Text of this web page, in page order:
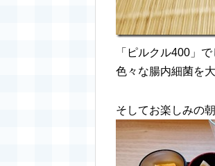
「ピルクル400」で
色々な腸内細菌を
そしてお楽しみの